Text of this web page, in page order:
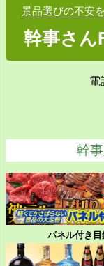
景品選びの不安
幹事さん
電
幹
パネル付き目